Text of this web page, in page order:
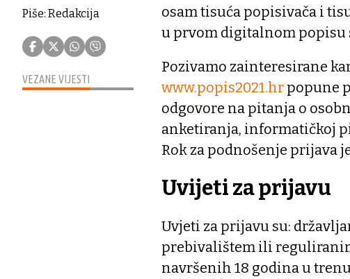
Piše: Redakcija
VEZANE VIJESTI
osam tisuća popisivača i
u prvom digitalnom popisu
Pozivamo zainteresirane
www.popis2021.hr popune
odgovore na pitanja o
anketiranja, informatičkoj
Rok za podnošenje prijava
Uvijeti za prijavu
Uvjeti za prijavu su:
prebivalištem ili
navršenih 18 godina u